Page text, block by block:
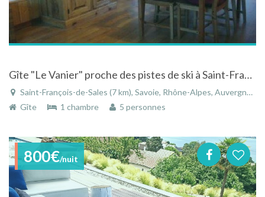
Gîte "Le Vanier" proche des pistes de ski à Saint-Francois-de-Sales en Savoie - Rhône-Alpes
Saint-François-de-Sales (7 km), Savoie, Rhône-Alpes, Auvergne-Rhône-Alpes, France
Gîte
1 chambre 5 personnes
800€/nuit